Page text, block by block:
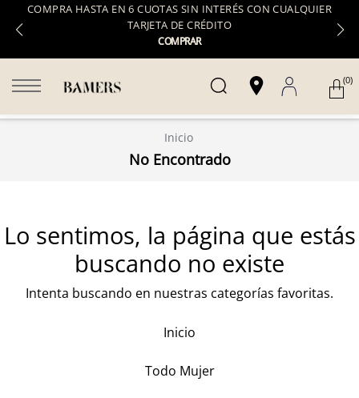
COMPRA HASTA EN 6 CUOTAS SIN INTERÉS CON CUALQUIER
TARJETA DE CRÉDITO
COMPRAR
(0)
Inicio
No Encontrado
Lo sentimos, la página que estás
buscando no existe
Intenta buscando en nuestras categorías favoritas.
Inicio
Todo Mujer